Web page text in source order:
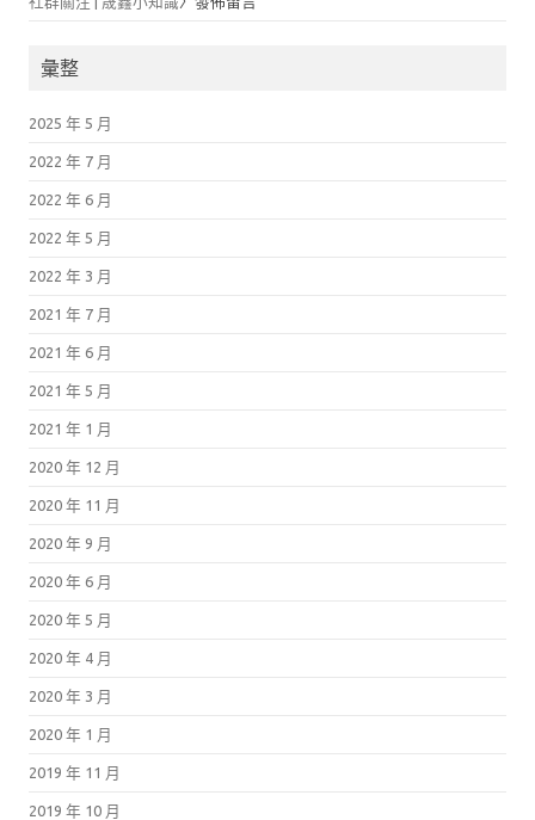
彙整
2025 年 5 月
2022 年 7 月
2022 年 6 月
2022 年 5 月
2022 年 3 月
2021 年 7 月
2021 年 6 月
2021 年 5 月
2021 年 1 月
2020 年 12 月
2020 年 11 月
2020 年 9 月
2020 年 6 月
2020 年 5 月
2020 年 4 月
2020 年 3 月
2020 年 1 月
2019 年 11 月
2019 年 10 月